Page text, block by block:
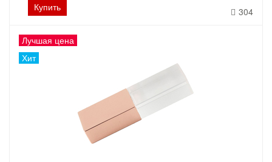
Купить
304
Лучшая цена
Хит